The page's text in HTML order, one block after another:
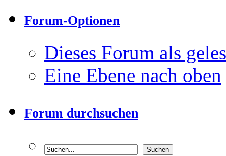
Forum-Optionen
Dieses Forum als
Eine Ebene nach oben
Forum durchsuchen